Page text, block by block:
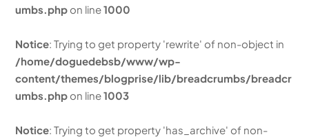
umbs.phpon line1000
Notice: Trying to get property 'rewrite' of non-object in
/home/doguedebsb/www/wp-
content/themes/blogprise/lib/breadcrumbs/breadcr
umbs.phpon line1003
Notice: Trying to get property 'has_archive' of non-